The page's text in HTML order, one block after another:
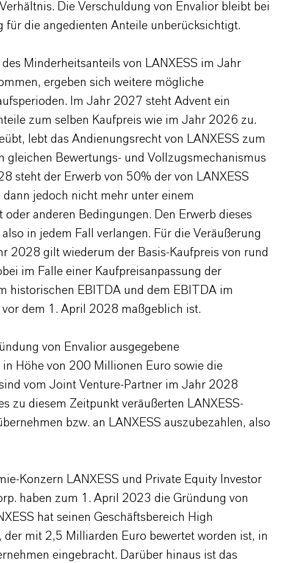
Die Verschuldung von Envalior bleibt bei
für die angedienten Anteile unberücksichtigt.
Minderheitsanteils von LANXESS im Jahr
ergeben sich weitere mögliche
Im Jahr 2027 steht Advent ein
zum selben Kaufpreis wie im Jahr 2026 zu.
lebt das Andienungsrecht von LANXESS zum
gleichen Bewertungs- und Vollzugsmechanismus
steht der Erwerb von 50% der von LANXESS
jedoch nicht mehr unter einem
oder anderen Bedingungen. Den Erwerb dieses
in jedem Fall verlangen. Für die Veräußerung
2028 gilt wiederum der Basis-Kaufpreis von rund
im Falle einer Kaufpreisanpassung der
historischen EBITDA und dem EBITDA im
dem 1. April 2028 maßgeblich ist.
von Envalior ausgegebene
in Höhe von 200 Millionen Euro sowie die
vom Joint Venture-Partner im Jahr 2028
zu diesem Zeitpunkt veräußerten LANXESS-
bzw. an LANXESS auszubezahlen, also
Konzern LANXESS und Private Equity Investor
haben zum 1. April 2023 die Gründung von
hat seinen Geschäftsbereich High
der mit 2,5 Milliarden Euro bewertet worden ist, in
eingebracht. Darüber hinaus ist das